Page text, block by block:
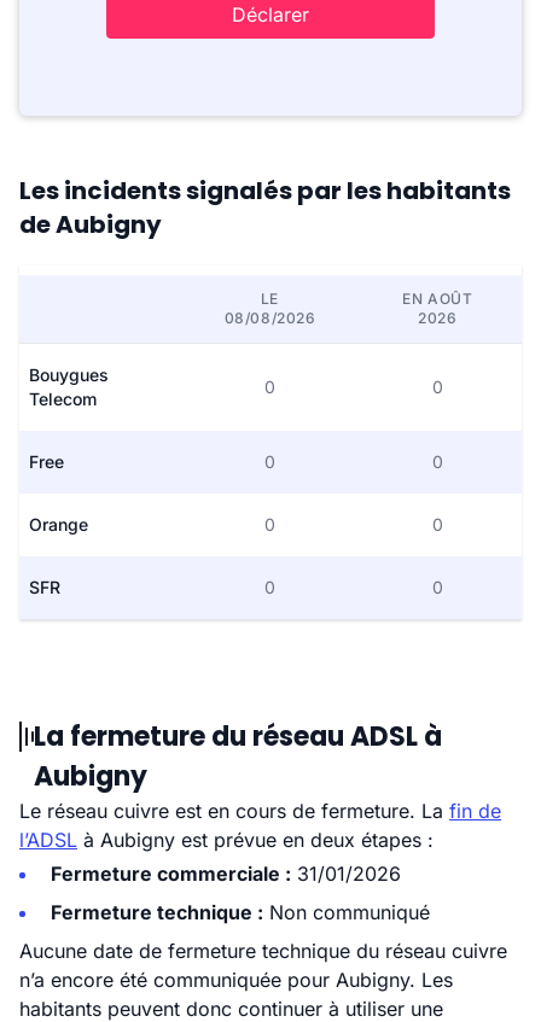
Déclarer
Les incidents signalés par les habitants
de Aubigny
LE
08/08/2026
EN AOÛT
2026
Bouygues
Telecom
0 0
Free 0 0
Orange 0 0
SFR 0 0
La fermeture du réseau ADSL à
Aubigny
Le réseau cuivre est en cours de fermeture. La fin de
l’ADSL à Aubigny est prévue en deux étapes :
Fermeture commerciale : 31/01/2026
Fermeture technique : Non communiqué
Aucune date de fermeture technique du réseau cuivre
n’a encore été communiquée pour Aubigny. Les
habitants peuvent donc continuer à utiliser une